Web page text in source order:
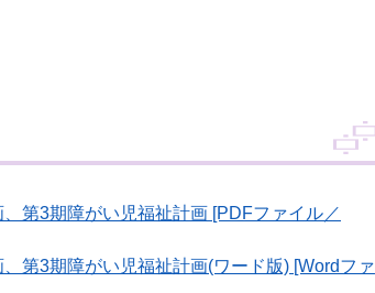
第3期障がい児福祉計画 [PDFファイル／
第3期障がい児福祉計画(ワード版) [Wordファ